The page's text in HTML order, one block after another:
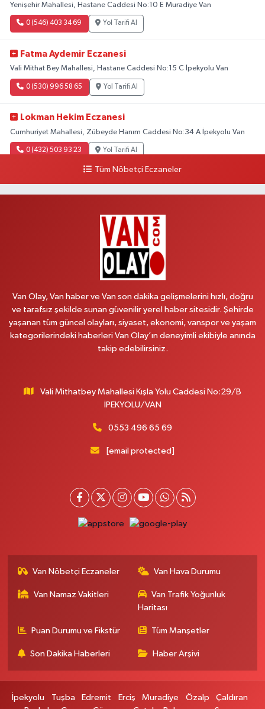
Yenişehir Mahallesi, Hastane Caddesi No:10 E Muradiye Van
0 (546) 403 34 69 Yol Tarifi Al
Fatma Aydemir Eczanesi
Vali Mithat Bey Mahallesi, Hastane Caddesi No:15 C İpekyolu Van
0 (530) 996 58 65 Yol Tarifi Al
Lokman Hekim Eczanesi
Cumhuriyet Mahallesi, Zübeyde Hanım Caddesi No:34 A İpekyolu Van
0 (432) 503 93 23 Yol Tarifi Al
Vanyolu Mahallesi, Kara Yusuf Bey Bulvarı No:102 F Erciş Van
Yol Tarifi Al
Cumhuriyet Mahallesi, Konak Sokak No:6 Gürpınar Van
Yol Tarifi Al
Yiğit Eczanesi
Hatuniye Mahallesi, Asmin Sokak No:3 A İpekyolu Van
0 (432) 217 11 10
Süphan Mahallesi, İpekyolu Caddesi No:283 G Edremit Van
Yol Tarifi Al
Serhat Mahallesi, Cumhuriyet Bulvarı No:137 E İpekyolu Van
Gevaş Eczanesi
İskele Mahallesi, Erciş yolu No:43 Tuşba Van
0 (432) 412 23 33 Yol Tarifi Al
Tüm Nöbetçi Eczaneler
Van Olay, Van haber ve Van son dakika gelişmelerini hızlı, doğru
ve tarafsız şekilde sunan güvenilir yerel haber sitesidir. Şehirde
yaşanan tüm güncel olayları, siyaset, ekonomi, vanspor ve yaşam
kategorilerindeki haberleri Van Olay’ın deneyimli ekibiyle anında
takip edebilirsiniz.
Vali Mithatbey Mahallesi Kışla Yolu Caddesi No:29/B
İPEKYOLU/VAN
0553 496 65 69
[email protected]
Van Nöbetçi Eczaneler Van Hava Durumu
Van Namaz Vakitleri
Van Trafik Yoğunluk
Haritası
Puan Durumu ve Fikstür Tüm Manşetler
Son Dakika Haberleri Haber Arşivi
İpekyolu Tuşba Edremit Erciş Muradiye Özalp
Çaldıran